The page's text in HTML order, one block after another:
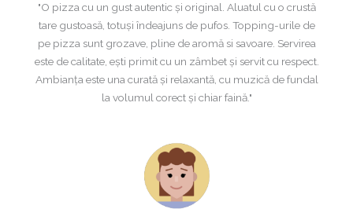
"O pizza cu un gust autentic și original. Aluatul cu o crustă
tare gustoasă, totuși îndeajuns de pufos. Topping-urile de
pe pizza sunt grozave, pline de aromă si savoare. Servirea
este de calitate, ești primit cu un zâmbet și servit cu respect.
Ambianța este una curată și relaxantă, cu muzică de fundal
la volumul corect și chiar faină."